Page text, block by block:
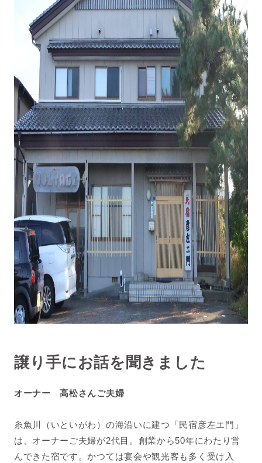
譲り手にお話を聞きました
オーナー 高松さんご夫婦
糸魚川（いといがわ）の海沿いに建つ「民宿彦左エ門」
は、オーナーご夫婦が2代目。創業から50年にわたり営
んできた宿です。かつては宴会や観光客も多く受け入